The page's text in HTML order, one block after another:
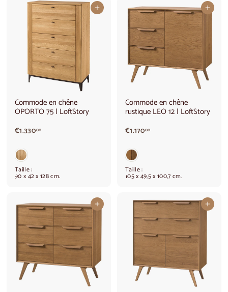
r
d
e
€
6
2
0
0
d
e
€
8
0
0
Ajouter au panier
Commode en chêne
OPORTO 75 | LoftStory
€1.33000€
0
0
Taille :
90 x 42 x 128 cm.
Ajouter au panier
Commode en chêne
rustique LEO 12 | LoftStory
€1.17000€
0
0
Taille :
105 x 49,5 x 100,7 cm.
Ajouter au panier Ajouter au panier